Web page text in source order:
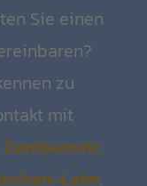
Sie einen
zu
mit
Zumberovic
Laim.